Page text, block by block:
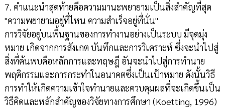
7. คำแนะนำสุดท้ายคือความมานะพยายามเป็นสิ่งสำคัญที่สุด
"ความพยายามอยู่ที่ไหน ความสำเร็จอยู่ที่นั่น"
การวิจัยอยู่บนพื้นฐานของการทำงานอย่างเป็นระบบ มีจุดมุ่ง
หมาย เกิดจากการสังเกต บันทึกและการวิเคราะห์ ซึ่งจะนำไปสู่
สิ่งที่ค้นพบคือหลักการและทฤษฎี อันจะนำไปสู่การทำนาย
พฤติกรรมและการกระทำในอนาคตซึ่งเป็นเป้าหมาย ดังนั้นวิธี
การทำให้เกิดความเข้าใจทำนายและควบคุมผลที่จะเกิดขึ้นเป็น
วิธีคิดและหลักสำคัญของวิจัยทางการศึกษา (Koetting, 1996)